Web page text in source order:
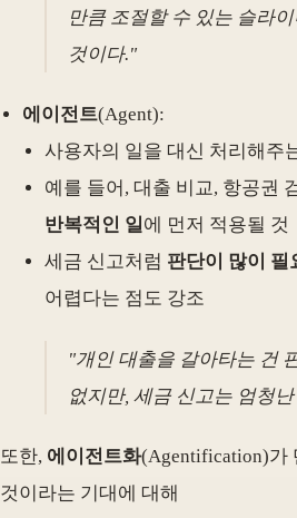
만큼 조절할 수 있는 슬라
것이다."
에이전트(Agent):
사용자의 일을 대신 처리해주
예를 들어, 대출 비교, 항공권
반복적인 일에 먼저 적용될 것
세금 신고처럼 판단이 많이 필
어렵다는 점도 강조
"개인 대출을 갈아타는 건
없지만, 세금 신고는 엄청
또한, 에이전트화(Agentification)가
것이라는 기대에 대해